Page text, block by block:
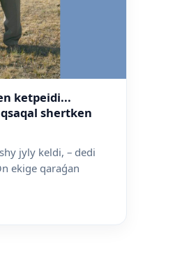
ketpeidi...
shertken
jyly keldi, – dedi
ekige qaraǵan